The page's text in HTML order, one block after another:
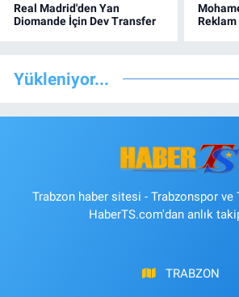
Real Madrid'den Yan
Diomande İçin Dev Transfer
Reklam
Yükleniyor...
Trabzon haber sitesi - Trabzonspor ve
HaberTS.com'dan anlık
TRABZON